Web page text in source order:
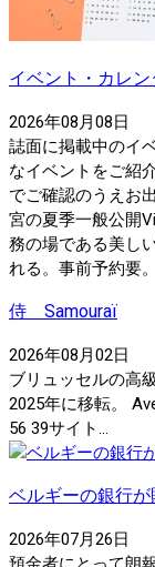
イベント・カレン
2026年08月08日
誌面に掲載中のイ
なイベントをご紹
でご確認のうえお
宮の夏季一般公開
務の場である美し
れる。事前予約要
侍 Samouraï
2026年08月02日
ブリュッセルの高
2025年に移転。
56 39サイト...
ベルギーの銀行
2026年07月26日